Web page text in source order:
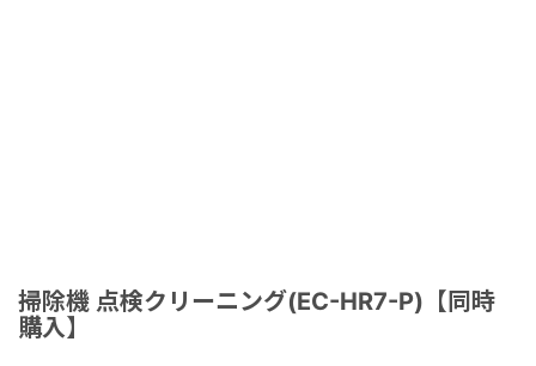
掃除機 点検クリーニング(EC-HR7-P)【同時
購入】